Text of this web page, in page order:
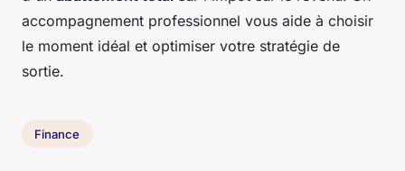
accompagnement professionnel vous aide à choisir
le moment idéal et optimiser votre stratégie de
sortie.
Finance